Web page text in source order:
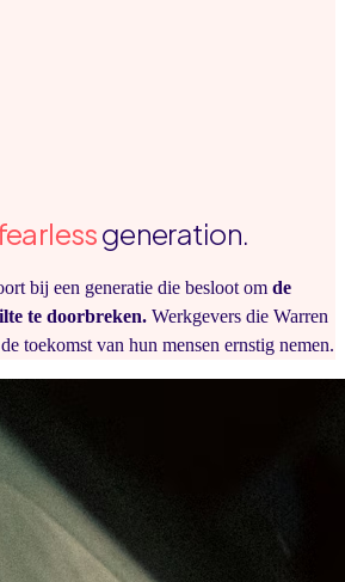
generation.
bij een generatie die besloot om de
te doorbreken. Werkgevers die Warren
toekomst van hun mensen ernstig nemen.